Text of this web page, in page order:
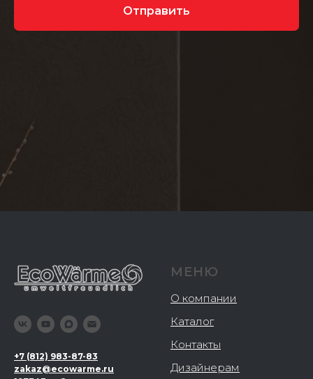
Отправить
+7 (812) 983-87-83
zakaz@ecowarme.ru
МЕНЮ
О компании
Каталог
Контакты
Дизайнерам